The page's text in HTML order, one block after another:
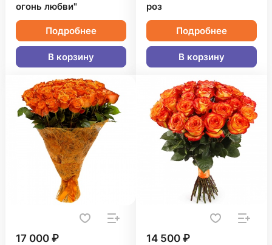
огонь любви"
Подробнее
В корзину
роз
Подробнее
В корзину
17 000 ₽ 14 500 ₽